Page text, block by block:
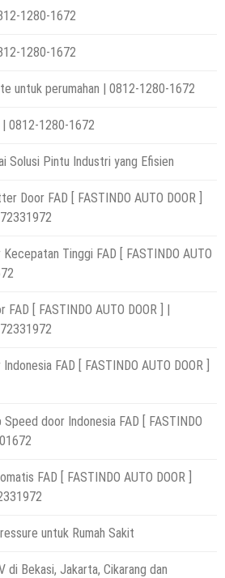
1280-1672
1280-1672
untuk perumahan | 0812-1280-1672
0812-1280-1672
Solusi Pintu Industri yang Efisien
Door FAD [ FASTINDO AUTO DOOR ]
Tinggi FAD [ FASTINDO AUTO
[ FASTINDO AUTO DOOR ] |
FAD [ FASTINDO AUTO DOOR ]
door Indonesia FAD [ FASTINDO
FAD [ FASTINDO AUTO DOOR ]
untuk Rumah Sakit
di Bekasi, Jakarta, Cikarang dan